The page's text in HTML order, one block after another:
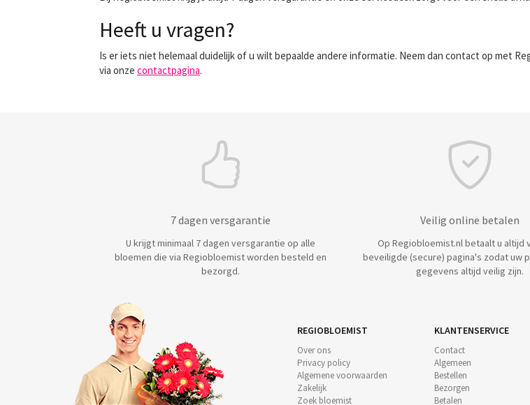
Heeft u vragen?
Is er iets niet helemaal duidelijk of u wilt bepaalde andere informatie. Neem dan contact op met
via onze contactpagina.
7 dagen versgarantie
U krijgt minimaal 7 dagen versgarantie op alle
bloemen die via Regiobloemist worden besteld en
bezorgd.
Veilig online betalen
Op Regiobloemist.nl betaalt u altijd
beveiligde (secure) pagina's zodat uw
gegevens altijd veilig zijn.
REGIOBLOEMIST
Over ons
Privacy policy
Algemene voorwaarden
Zakelijk
Zoek bloemist
KLANTENSERVICE
Contact
Algemeen
Bestellen
Bezorgen
Betalen